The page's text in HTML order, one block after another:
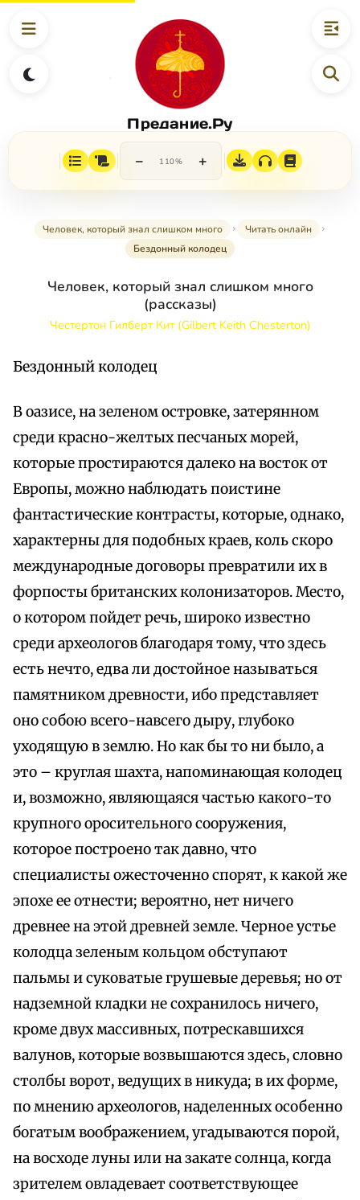
Предание.Ру
− 110% +
Человек, который знал слишком много
Читать онлайн
Бездонный колодец
Человек, который знал слишком много
(рассказы)
Честертон Гилберт Кит (Gilbert Keith Chesterton)
Бездонный колодец
В оазисе, на зеленом островке, затерянном
среди красно-желтых песчаных морей,
которые простираются далеко на восток от
Европы, можно наблюдать поистине
фантастические контрасты, которые, однако,
характерны для подобных краев, коль скоро
международные договоры превратили их в
форпосты британских колонизаторов. Место,
о котором пойдет речь, широко известно
среди археологов благодаря тому, что здесь
есть нечто, едва ли достойное называться
памятником древности, ибо представляет
оно собою всего-навсего дыру, глубоко
уходящую в землю. Но как бы то ни было, а
это – круглая шахта, напоминающая колодец
и, возможно, являющаяся частью какого-то
крупного оросительного сооружения,
которое построено так давно, что
специалисты ожесточенно спорят, к какой же
эпохе ее отнести; вероятно, нет ничего
древнее на этой древней земле. Черное устье
колодца зеленым кольцом обступают
пальмы и суковатые грушевые деревья; но от
надземной кладки не сохранилось ничего,
кроме двух массивных, потрескавшихся
валунов, которые возвышаются здесь, словно
столбы ворот, ведущих в никуда; в их форме,
по мнению археологов, наделенных особенно
богатым воображением, угадываются порой,
на восходе луны или на закате солнца, когда
зрителем овладевает соответствующее